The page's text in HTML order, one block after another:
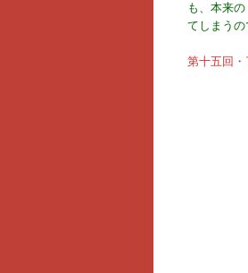
も、本来
てしまう
第十五回